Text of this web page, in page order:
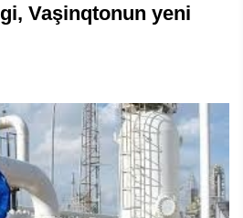
Vaşinqtonun yeni